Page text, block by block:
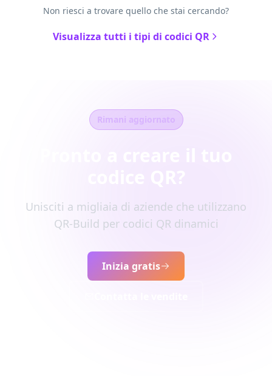
Non riesci a trovare quello che stai cercando?
Visualizza tutti i tipi di codici QR
Rimani aggiornato
Unisciti a migliaia di aziende che utilizzano
QR-Build per codici QR dinamici
Inizia gratis